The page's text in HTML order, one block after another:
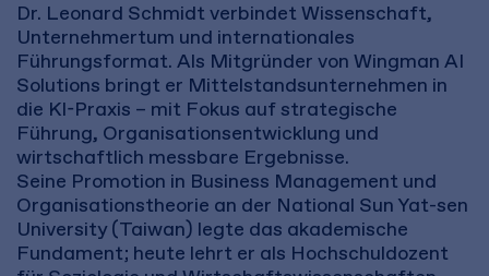
Dr. Leonard Schmidt verbindet Wissenschaft,
Unternehmertum und internationales
Führungsformat. Als Mitgründer von Wingman AI
Solutions bringt er Mittelstandsunternehmen in
die KI-Praxis – mit Fokus auf strategische
Führung, Organisationsentwicklung und
wirtschaftlich messbare Ergebnisse.
Seine Promotion in Business Management und
Organisationstheorie an der National Sun Yat-sen
University (Taiwan) legte das akademische
Fundament; heute lehrt er als Hochschuldozent